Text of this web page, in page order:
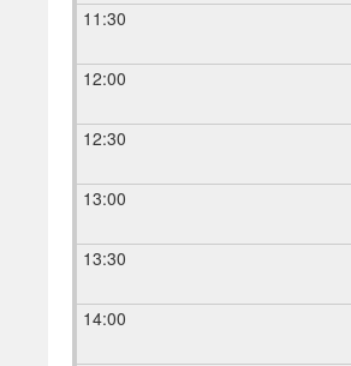
11:30
12:00
12:30
13:00
13:30
14:00